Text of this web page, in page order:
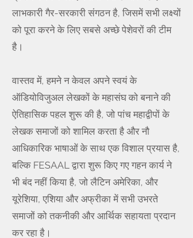
लाभकारी गैर-सरकारी संगठन है, जिसमें सभी लक्ष्यों
को पूरा करने के लिए सबसे अच्छे पेशेवरों की टीम
है।
वास्तव में, हमने न केवल अपने स्वयं के
ऑडियोविजुअल लेखकों के महासंघ को बनाने की
ऐतिहासिक पहल शुरू की है, जो पांच महाद्वीपों के
लेखक समाजों को शामिल करता है और नौ
आधिकारिक भाषाओं के साथ एक विशाल प्रयास है,
बल्कि FESAAL द्वारा शुरू किए गए गहन कार्य ने
भी बंद नहीं किया है, जो लैटिन अमेरिका, और
यूरेशिया, एशिया और अफ्रीका में सभी उभरते
समाजों को तकनीकी और आर्थिक सहायता प्रदान
कर रहा है।